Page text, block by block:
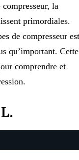
la
primordiales.
de compresseur est
qu’important. Cette
comprendre et